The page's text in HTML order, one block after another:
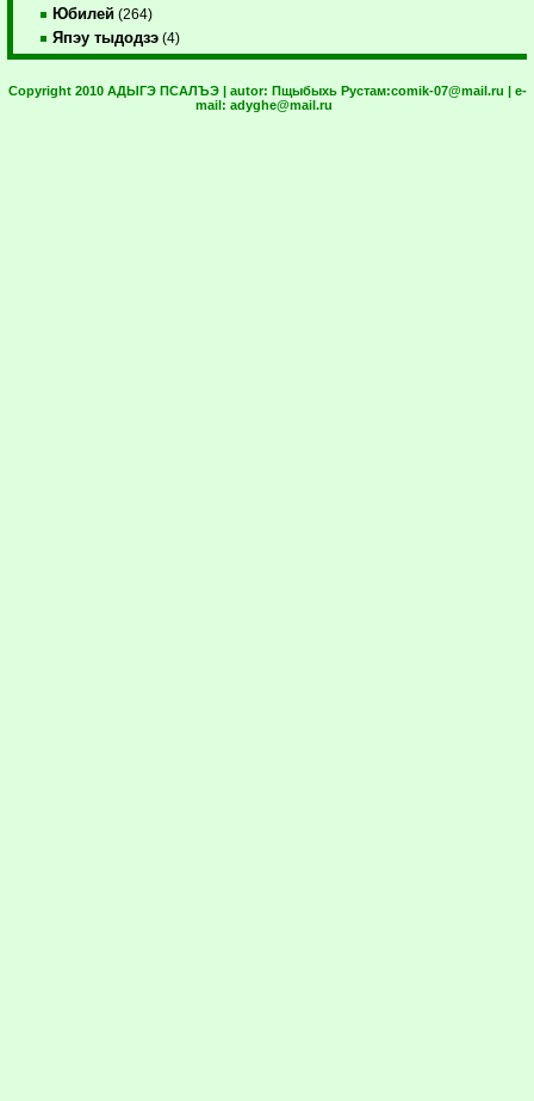
Юбилей (264)
Япэу тыдодзэ (4)
Copyright 2010 АДЫГЭ ПСАЛЪЭ | autor: Пщыбыхь Рустам:comik-07@mail.ru | e-
mail: adyghe@mail.ru